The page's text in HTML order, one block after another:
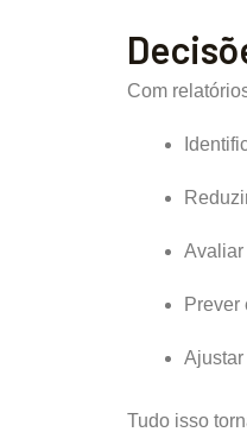
Com
Avaliar
Prever
Tudo isso